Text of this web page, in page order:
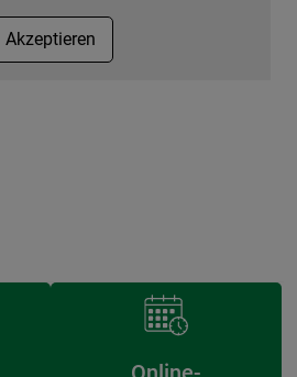
Akzeptieren